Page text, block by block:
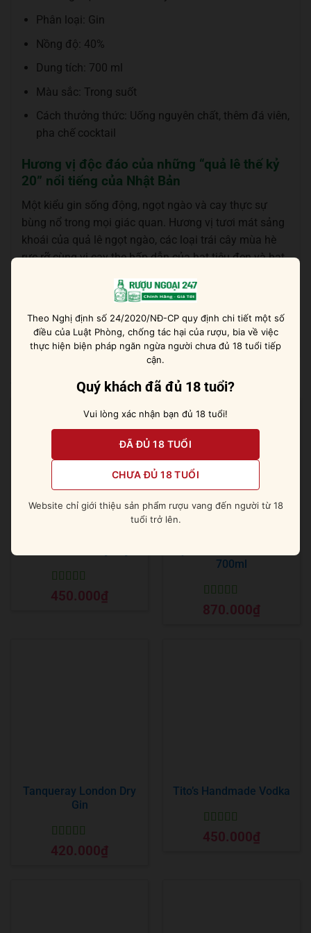
Phân loại: Gin
Nồng độ: 40%
Dung tích: 700 ml
Màu sắc: Trong suốt
Cách thưởng thức: Uống nguyên chất, thêm đá viên,
pha chế cocktail
Hương vị độc đáo của những “quả lê thế kỷ
20” nổi tiếng của Nhật Bản
Một kiểu gin sống động, ngọt ngào và cay thực sự
bùng nổ trong mọi giác quan. Hương vị tươi mát sảng
khoái của quả lê ngọt ngào, các loại trái cây mùa hè
rực rỡ cùng vị cay the hấp dẫn của hạt tiêu đen và hạt
Bạn có thể tùy ý pha chế những ly cocktail ngon lành
với chai gin Nhật thú vị này!
Sản phẩm tương tự
Được xếp
hạng55 sao
450.000₫
700ml
Được xếp
hạng55 sao
870.000₫
Tanqueray London Dry
Gin
Được xếp
hạng55 sao
420.000₫
Tito’s Handmade Vodka
Được xếp
hạng55 sao
450.000₫
Theo Nghị định số 24/2020/NĐ-CP quy định chi tiết một số
điều của Luật Phòng, chống tác hại của rượu, bia về việc
thực hiện biện pháp ngăn ngừa người chưa đủ 18 tuổi tiếp
cận.
Quý khách đã đủ 18 tuổi?
Vui lòng xác nhận bạn đủ 18 tuổi!
ĐÃ ĐỦ 18 TUỔI
CHƯA ĐỦ 18 TUỔI
Website chỉ giới thiệu sản phẩm rượu vang đến người từ 18
tuổi trở lên.